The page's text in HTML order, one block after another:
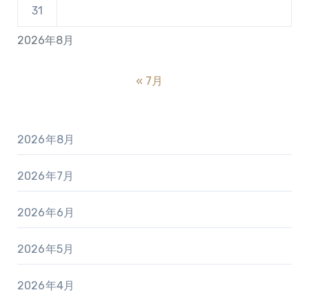
2026年8月
31
« 7月
2026年8月
2026年7月
2026年6月
2026年5月
2026年4月